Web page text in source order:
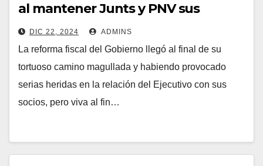
al mantener Junts y PNV sus
apoyos pero queda derogado el
impuesto energético
DIC 22, 2024 ADMINS
La reforma fiscal del Gobierno llegó al final de su
tortuoso camino magullada y habiendo provocado
serias heridas en la relación del Ejecutivo con sus
socios, pero viva al fin…